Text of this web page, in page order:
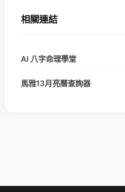
相關連結
AI 八字命理學堂
馬雅13月亮曆查詢器